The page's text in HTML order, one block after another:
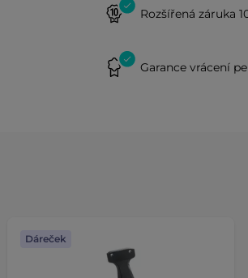
Rozšířená záruka
Garance vrácení
Dáreček